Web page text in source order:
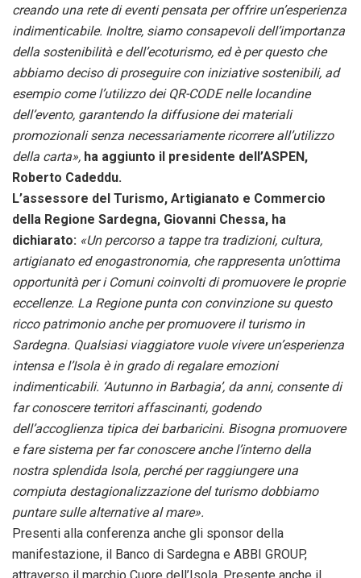
creando una rete di eventi pensata per offrire un’esperienza
indimenticabile. Inoltre, siamo consapevoli dell’importanza
della sostenibilità e dell’ecoturismo, ed è per questo che
abbiamo deciso di proseguire con iniziative sostenibili, ad
esempio come l’utilizzo dei QR-CODE nelle locandine
dell’evento, garantendo la diffusione dei materiali
promozionali senza necessariamente ricorrere all’utilizzo
della carta», ha aggiunto il presidente dell’ASPEN,
Roberto Cadeddu.
L’assessore del Turismo, Artigianato e Commercio
della Regione Sardegna, Giovanni Chessa, ha
dichiarato: «Un percorso a tappe tra tradizioni, cultura,
artigianato ed enogastronomia, che rappresenta un’ottima
opportunità per i Comuni coinvolti di promuovere le proprie
eccellenze. La Regione punta con convinzione su questo
ricco patrimonio anche per promuovere il turismo in
Sardegna. Qualsiasi viaggiatore vuole vivere un’esperienza
intensa e l’Isola è in grado di regalare emozioni
indimenticabili. ‘Autunno in Barbagia’, da anni, consente di
far conoscere territori affascinanti, godendo
dell’accoglienza tipica dei barbaricini. Bisogna promuovere
e fare sistema per far conoscere anche l’interno della
nostra splendida Isola, perché per raggiungere una
compiuta destagionalizzazione del turismo dobbiamo
puntare sulle alternative al mare».
Presenti alla conferenza anche gli sponsor della
manifestazione, il Banco di Sardegna e ABBI GROUP,